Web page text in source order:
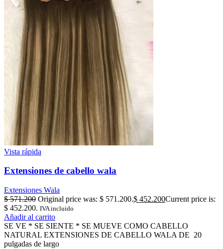
Vista rápida
Extensiones de cabello wala
Extensiones Wala
$571.200 Original price was: $ 571.200.$ 452.200Current price is:
$ 452.200. IVA incluido
Añadir al carrito
SE VE * SE SIENTE * SE MUEVE COMO CABELLO
NATURAL EXTENSIONES DE CABELLO WALA DE 20
pulgadas de largo